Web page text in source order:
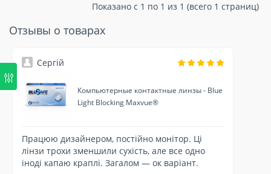
Показано с 1 по 1 из 1 (всего 1 страниц)
Отзывы о товарах
Сергій
Компьютерные контактные линзы - Blue
Light Blocking Maxvue®
Працюю дизайнером, постійно монітор. Ці
лінзи трохи зменшили сухість, але все одно
іноді капаю краплі. Загалом — ок варіант.